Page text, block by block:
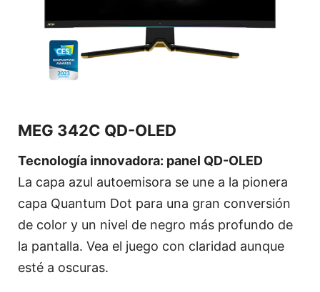
MEG 342C QD-OLED
Tecnología innovadora: panel QD-OLED
La capa azul autoemisora se une a la pionera
capa Quantum Dot para una gran conversión
de color y un nivel de negro más profundo de
la pantalla. Vea el juego con claridad aunque
esté a oscuras.